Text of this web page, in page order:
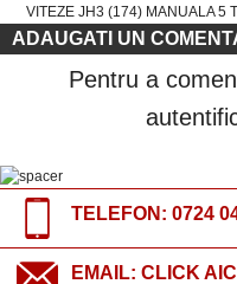
VITEZE JH3 (174) MANUALA 5
ADAUGATI UN
Pentru a
TELEFON: 0724
EMAIL: CLICK AICI